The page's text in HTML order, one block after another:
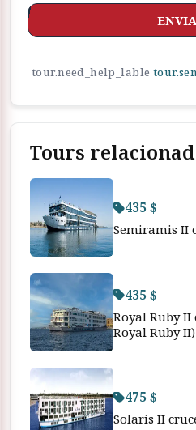
tour.need_help_lable
Tours
435 $
Semiramis II
435 $
Royal Ruby
Royal Ruby II)
475 $
Solaris II